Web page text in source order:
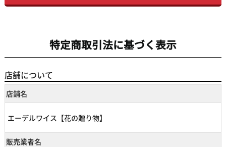
特定商取引法に基づく表示
店舗について
店舗名
エーデルワイス【花の贈り物】
販売業者名